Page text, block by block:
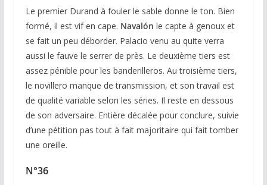
Le premier Durand à fouler le sable donne le ton. Bien
formé, il est vif en cape. Navalón le capte à genoux et
se fait un peu déborder. Palacio venu au quite verra
aussi le fauve le serrer de près. Le deuxième tiers est
assez pénible pour les banderilleros. Au troisième tiers,
le novillero manque de transmission, et son travail est
de qualité variable selon les séries. Il reste en dessous
de son adversaire. Entière décalée pour conclure, suivie
d’une pétition pas tout à fait majoritaire qui fait tomber
une oreille.
N°36